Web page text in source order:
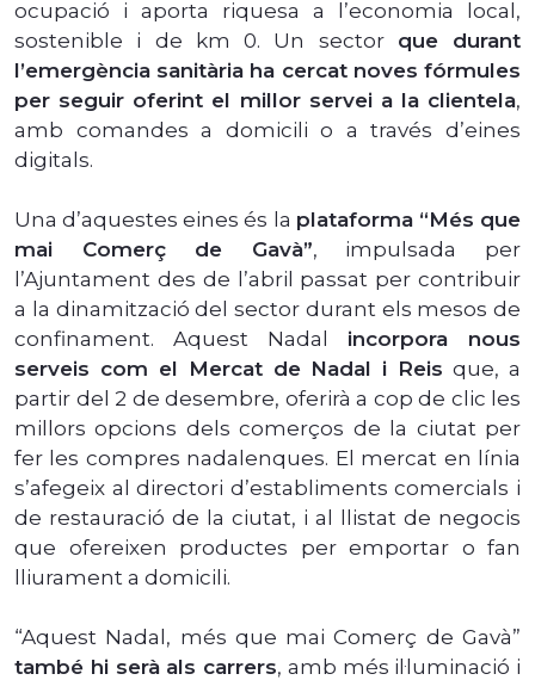
ocupació i aporta riquesa a l’economia local,
sostenible i de km 0. Un sector que durant
l’emergència sanitària ha cercat noves fórmules
per seguir oferint el millor servei a la clientela,
amb comandes a domicili o a través d’eines
digitals.
Una d’aquestes eines és la plataforma “Més que
mai Comerç de Gavà”, impulsada per
l’Ajuntament des de l’abril passat per contribuir
a la dinamització del sector durant els mesos de
confinament. Aquest Nadal incorpora nous
serveis com el Mercat de Nadal i Reis que, a
partir del 2 de desembre, oferirà a cop de clic les
millors opcions dels comerços de la ciutat per
fer les compres nadalenques. El mercat en línia
s’afegeix al directori d’establiments comercials i
de restauració de la ciutat, i al llistat de negocis
que ofereixen productes per emportar o fan
lliurament a domicili.
“Aquest Nadal, més que mai Comerç de Gavà”
també hi serà als carrers, amb més il·luminació i